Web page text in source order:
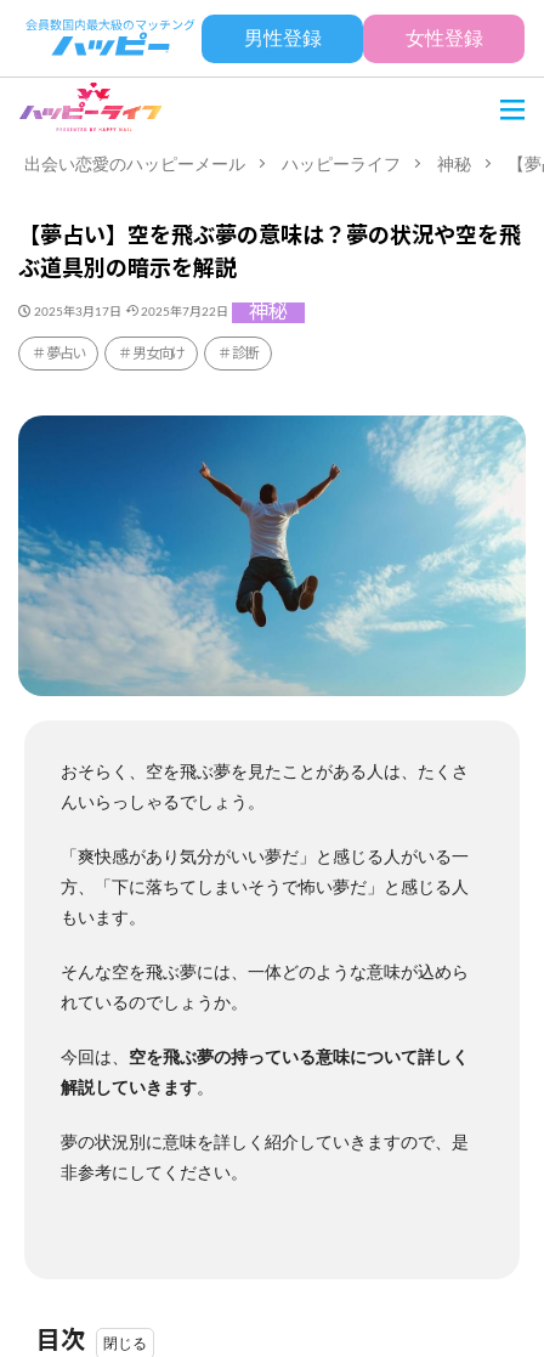
男性登録 女性登録
出会い恋愛のハッピーメール ハッピーライフ 神秘 【
【夢占い】空を飛ぶ夢の意味は？夢の状況や空を飛
ぶ道具別の暗示を解説
2025年3月17日 2025年7月22日 神秘
夢占い 男女向け 診断
おそらく、空を飛ぶ夢を見たことがある人は、たくさ
んいらっしゃるでしょう。
「爽快感があり気分がいい夢だ」と感じる人がいる一
方、「下に落ちてしまいそうで怖い夢だ」と感じる人
もいます。
そんな空を飛ぶ夢には、一体どのような意味が込めら
れているのでしょうか。
今回は、 空を飛ぶ夢の持っている意味について詳しく
解説していきます。
夢の状況別に意味を詳しく紹介していきますので、是
非参考にしてください。
目次